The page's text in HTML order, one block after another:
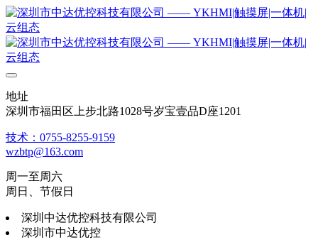
地址
深圳市福田区上步北路1028号岁宝壹品D座1201
技术：0755-8255-9159
wzbtp@163.com
周一至周六
周日、节假日
深圳中达优控科技有限公司
深圳市中达优控